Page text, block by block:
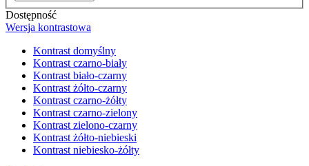
Dostępność
Wersja kontrastowa
Kontrast domyślny
Kontrast czarno-biały
Kontrast biało-czarny
Kontrast żółto-czarny
Kontrast czarno-żółty
Kontrast czarno-zielony
Kontrast zielono-czarny
Kontrast żółto-niebieski
Kontrast niebiesko-żółty